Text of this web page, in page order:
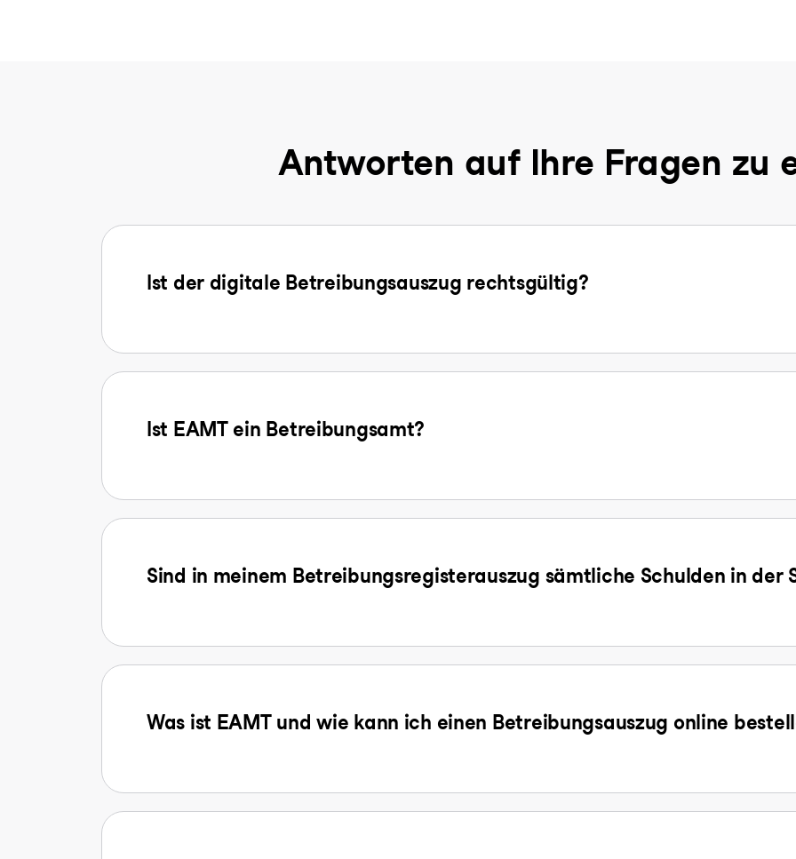
Antworten auf Ihre Fragen zu
Ist der digitale Betreibungsauszug rechtsgültig?
Ist EAMT ein Betreibungsamt?
Sind in meinem Betreibungsregisterauszug sämtliche Schulden in der
Was ist EAMT und wie kann ich einen Betreibungsauszug online